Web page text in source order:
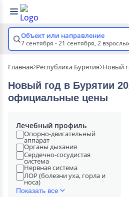
Объект или направление
7 сентября - 21 сентября, 2
Главная Республика Бурятия Новый
Новый год в Бурятии
официальные цены
Лечебный профиль
Опорно-двигательный
аппарат
Органы дыхания
Сердечно-сосудистая
система
Нервная система
ЛОР (болезни уха, горла и
носа)
Показать все